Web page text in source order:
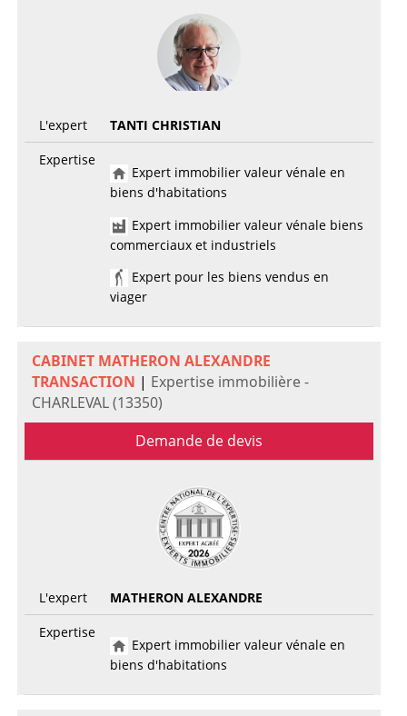
L'expert
TANTI CHRISTIAN
Expertise
Expert immobilier valeur vénale en
biens d'habitations
Expert immobilier valeur vénale biens
commerciaux et industriels
Expert pour les biens vendus en
viager
CABINET MATHERON ALEXANDRE
TRANSACTION | Expertise immobilière -
CHARLEVAL (13350)
Demande de devis
L'expert
MATHERON ALEXANDRE
Expertise
Expert immobilier valeur vénale en
biens d'habitations